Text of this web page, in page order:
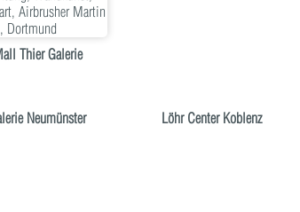
Thier Galerie
Neumünster Löhr Center Koblenz